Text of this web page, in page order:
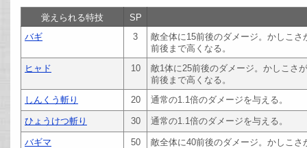
覚えられる特技
SP
バギ
3
敵全体に15前後のダメージ。かしこ
前後まで高くなる。
ヒャド
10
敵1体に25前後のダメージ。かしこさ
前後まで高くなる。
しんくう斬り
20 通常の1.1倍のダメージを与える。
ひょうけつ斬り 30 通常の1.1倍のダメージを与える。
バギマ 50
敵全体に40前後のダメージ。かしこ